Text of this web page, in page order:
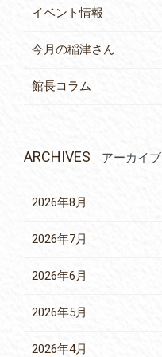
イベント情報
今月の稲津さん
館長コラム
ARCHIVES アーカイブ
2026年8月
2026年7月
2026年6月
2026年5月
2026年4月